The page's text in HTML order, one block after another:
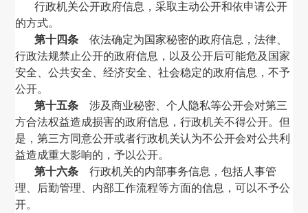
行政机关公开政府信息，采取主动公开和依申请公开
的方式。
第十四条 依法确定为国家秘密的政府信息，法律、
行政法规禁止公开的政府信息，以及公开后可能危及国家
安全、公共安全、经济安全、社会稳定的政府信息，不予
公开。
第十五条 涉及商业秘密、个人隐私等公开会对第三
方合法权益造成损害的政府信息，行政机关不得公开。但
是，第三方同意公开或者行政机关认为不公开会对公共利
益造成重大影响的，予以公开。
第十六条 行政机关的内部事务信息，包括人事管
理、后勤管理、内部工作流程等方面的信息，可以不予公
开。